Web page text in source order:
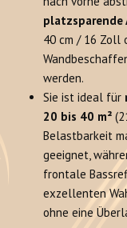
platzsparende
40 cm / 16 Zoll
werden.
Sie ist ideal für
20 bis 40 m²
Belastbarkeit
geeignet,
frontale
exzellenten
ohne eine